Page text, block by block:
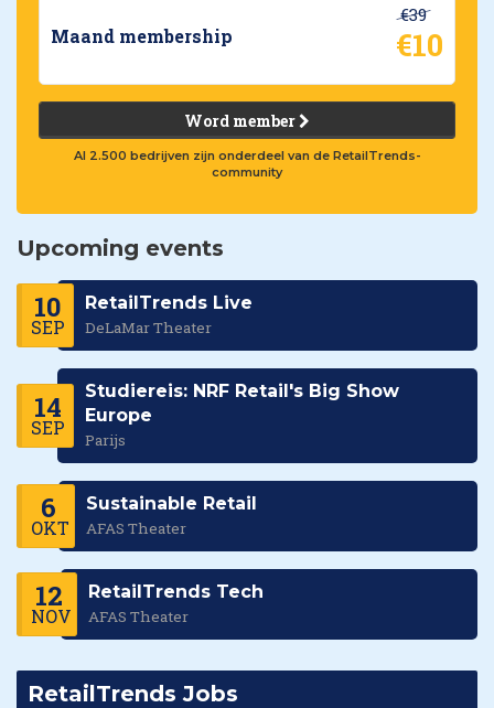
Maand membership
€39
€10
Word member
Al 2.500 bedrijven zijn onderdeel van de RetailTrends-
community
Upcoming events
10
SEP
RetailTrends Live
DeLaMar Theater
14
SEP
Studiereis: NRF Retail's Big Show
Europe
Parijs
6
OKT
Sustainable Retail
AFAS Theater
12
NOV
RetailTrends Tech
AFAS Theater
RetailTrends Jobs